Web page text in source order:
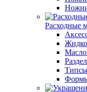
Расходные
Масло
Типсы